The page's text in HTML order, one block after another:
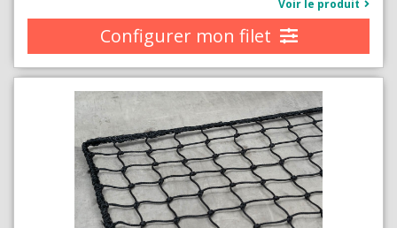
Voir le produit
Configurer mon filet